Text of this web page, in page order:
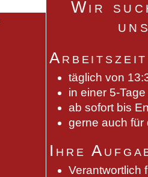
Wir
täglich von
in einer 5-
ab sofort bis
gerne auch für
Ihre
Verantwortlich